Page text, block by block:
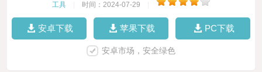
工具 时间：2024-07-29
安卓下载 苹果下载 PC下载
安卓市场，安全绿色